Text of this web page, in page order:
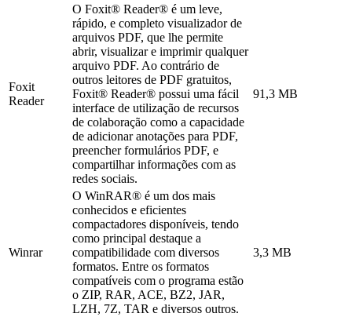
Foxit
Reader
O Foxit® Reader® é um leve,
rápido, e completo visualizador de
arquivos PDF, que lhe permite
abrir, visualizar e imprimir qualquer
arquivo PDF. Ao contrário de
outros leitores de PDF gratuitos,
Foxit® Reader® possui uma fácil
interface de utilização de recursos
de colaboração como a capacidade
de adicionar anotações para PDF,
preencher formulários PDF, e
compartilhar informações com as
redes sociais.
91,3 MB
Winrar
O WinRAR® é um dos mais
conhecidos e eficientes
compactadores disponíveis, tendo
como principal destaque a
compatibilidade com diversos
formatos. Entre os formatos
compatíveis com o programa estão
o ZIP, RAR, ACE, BZ2, JAR,
LZH, 7Z, TAR e diversos outros.
3,3 MB